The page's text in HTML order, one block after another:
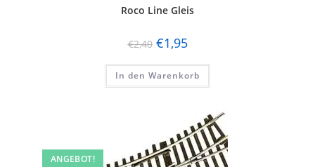
Roco Line Gleis
€2,40 €1,95
In den Warenkorb
ANGEBOT!